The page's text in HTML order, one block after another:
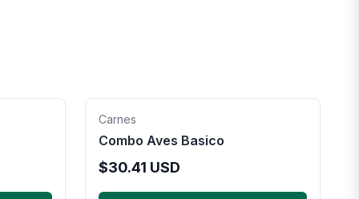
Carnes
Combo Aves Basico
$30.41 USD